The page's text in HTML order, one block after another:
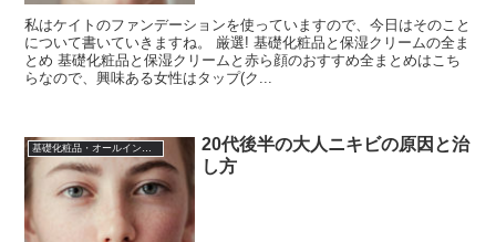
私はケイトのファンデーションを使っていますので、今日はそのこと
について書いていきますね。 厳選! 基礎化粧品と保湿クリームの全ま
とめ 基礎化粧品と保湿クリームと赤ら顔のおすすめ全まとめはこち
らなので、興味ある女性はタップ(ク...
20代後半の大人ニキビの原因と治
し方